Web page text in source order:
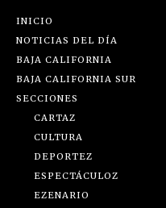
INICIO
NOTICIAS DEL DÍA
BAJA CALIFORNIA
BAJA CALIFORNIA SUR
SECCIONES
CARTAZ
CULTURA
DEPORTEZ
ESPECTÁCULOZ
EZENARIO